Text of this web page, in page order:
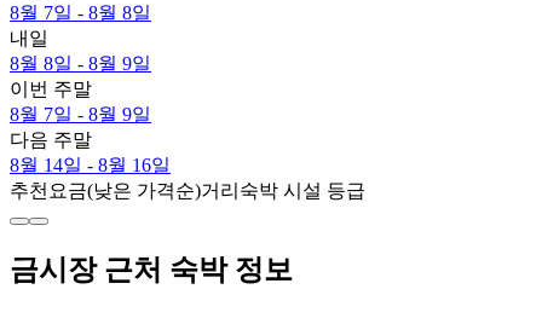
8월 7일 - 8월 8일
내일
8월 8일 - 8월 9일
이번 주말
8월 7일 - 8월 9일
다음 주말
8월 14일 - 8월 16일
추천요금(낮은 가격순)거리 숙박 시설 등급
금시장 근처 숙박 정보